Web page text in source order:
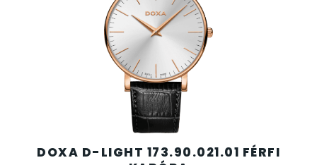
DOXA D-LIGHT 173.90.021.01 FÉRFI